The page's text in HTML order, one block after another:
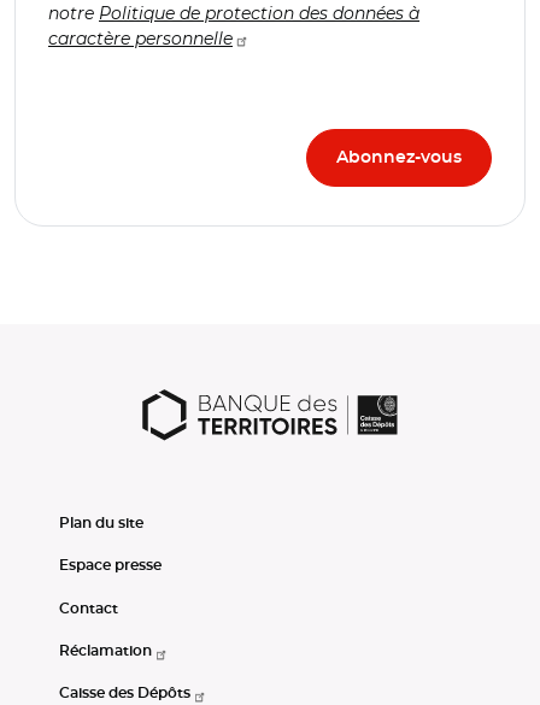
notre Politique de protection des données à
caractère personnelle
Plan du site
Espace presse
Contact
Réclamation
Caisse des Dépôts